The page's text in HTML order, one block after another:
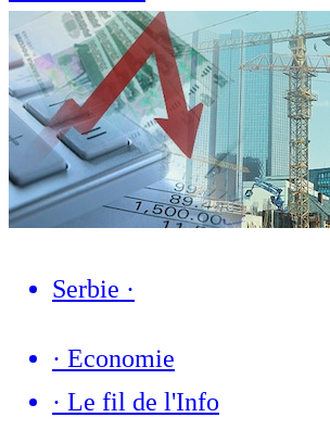
Serbie ·
· Economie
· Le fil de l'Info